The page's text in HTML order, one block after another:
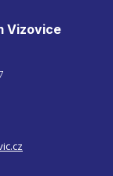
Vizovice